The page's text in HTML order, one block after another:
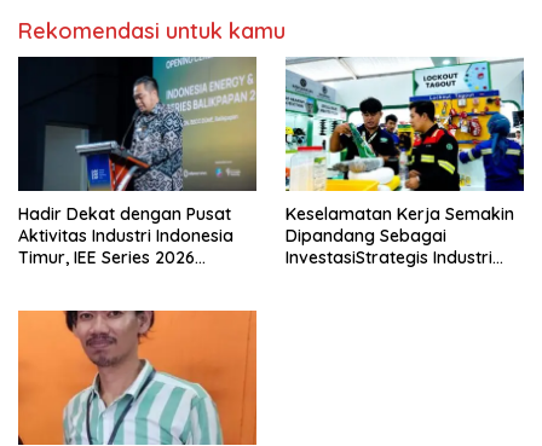
Rekomendasi untuk kamu
Hadir Dekat dengan Pusat
Aktivitas Industri Indonesia
Timur, IEE Series 2026
Keselamatan Kerja Semakin
Dipandang Sebagai
InvestasiStrategis Industri